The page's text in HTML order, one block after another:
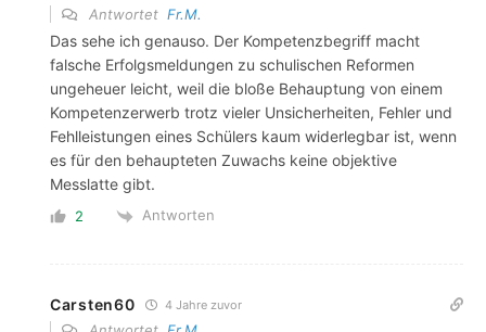
Antwortet Fr.M.
Das sehe ich genauso. Der Kompetenzbegriff macht
falsche Erfolgsmeldungen zu schulischen Reformen
ungeheuer leicht, weil die bloße Behauptung von einem
Kompetenzerwerb trotz vieler Unsicherheiten, Fehler und
Fehlleistungen eines Schülers kaum widerlegbar ist, wenn
es für den behaupteten Zuwachs keine objektive
Messlatte gibt.
2 Antworten
Carsten60 4 Jahre zuvor